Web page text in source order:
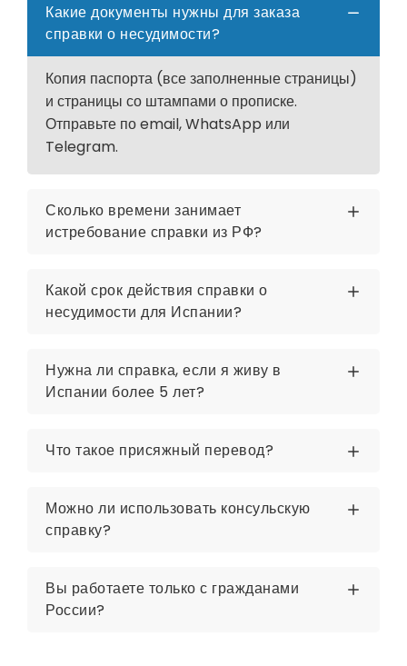
Какие документы нужны для заказа
справки о несудимости?
Копия паспорта (все заполненные страницы)
и страницы со штампами о прописке.
Отправьте по email, WhatsApp или
Telegram.
Сколько времени занимает
истребование справки из РФ?
Какой срок действия справки о
несудимости для Испании?
Нужна ли справка, если я живу в
Испании более 5 лет?
Что такое присяжный перевод?
Можно ли использовать консульскую
справку?
Вы работаете только с гражданами
России?